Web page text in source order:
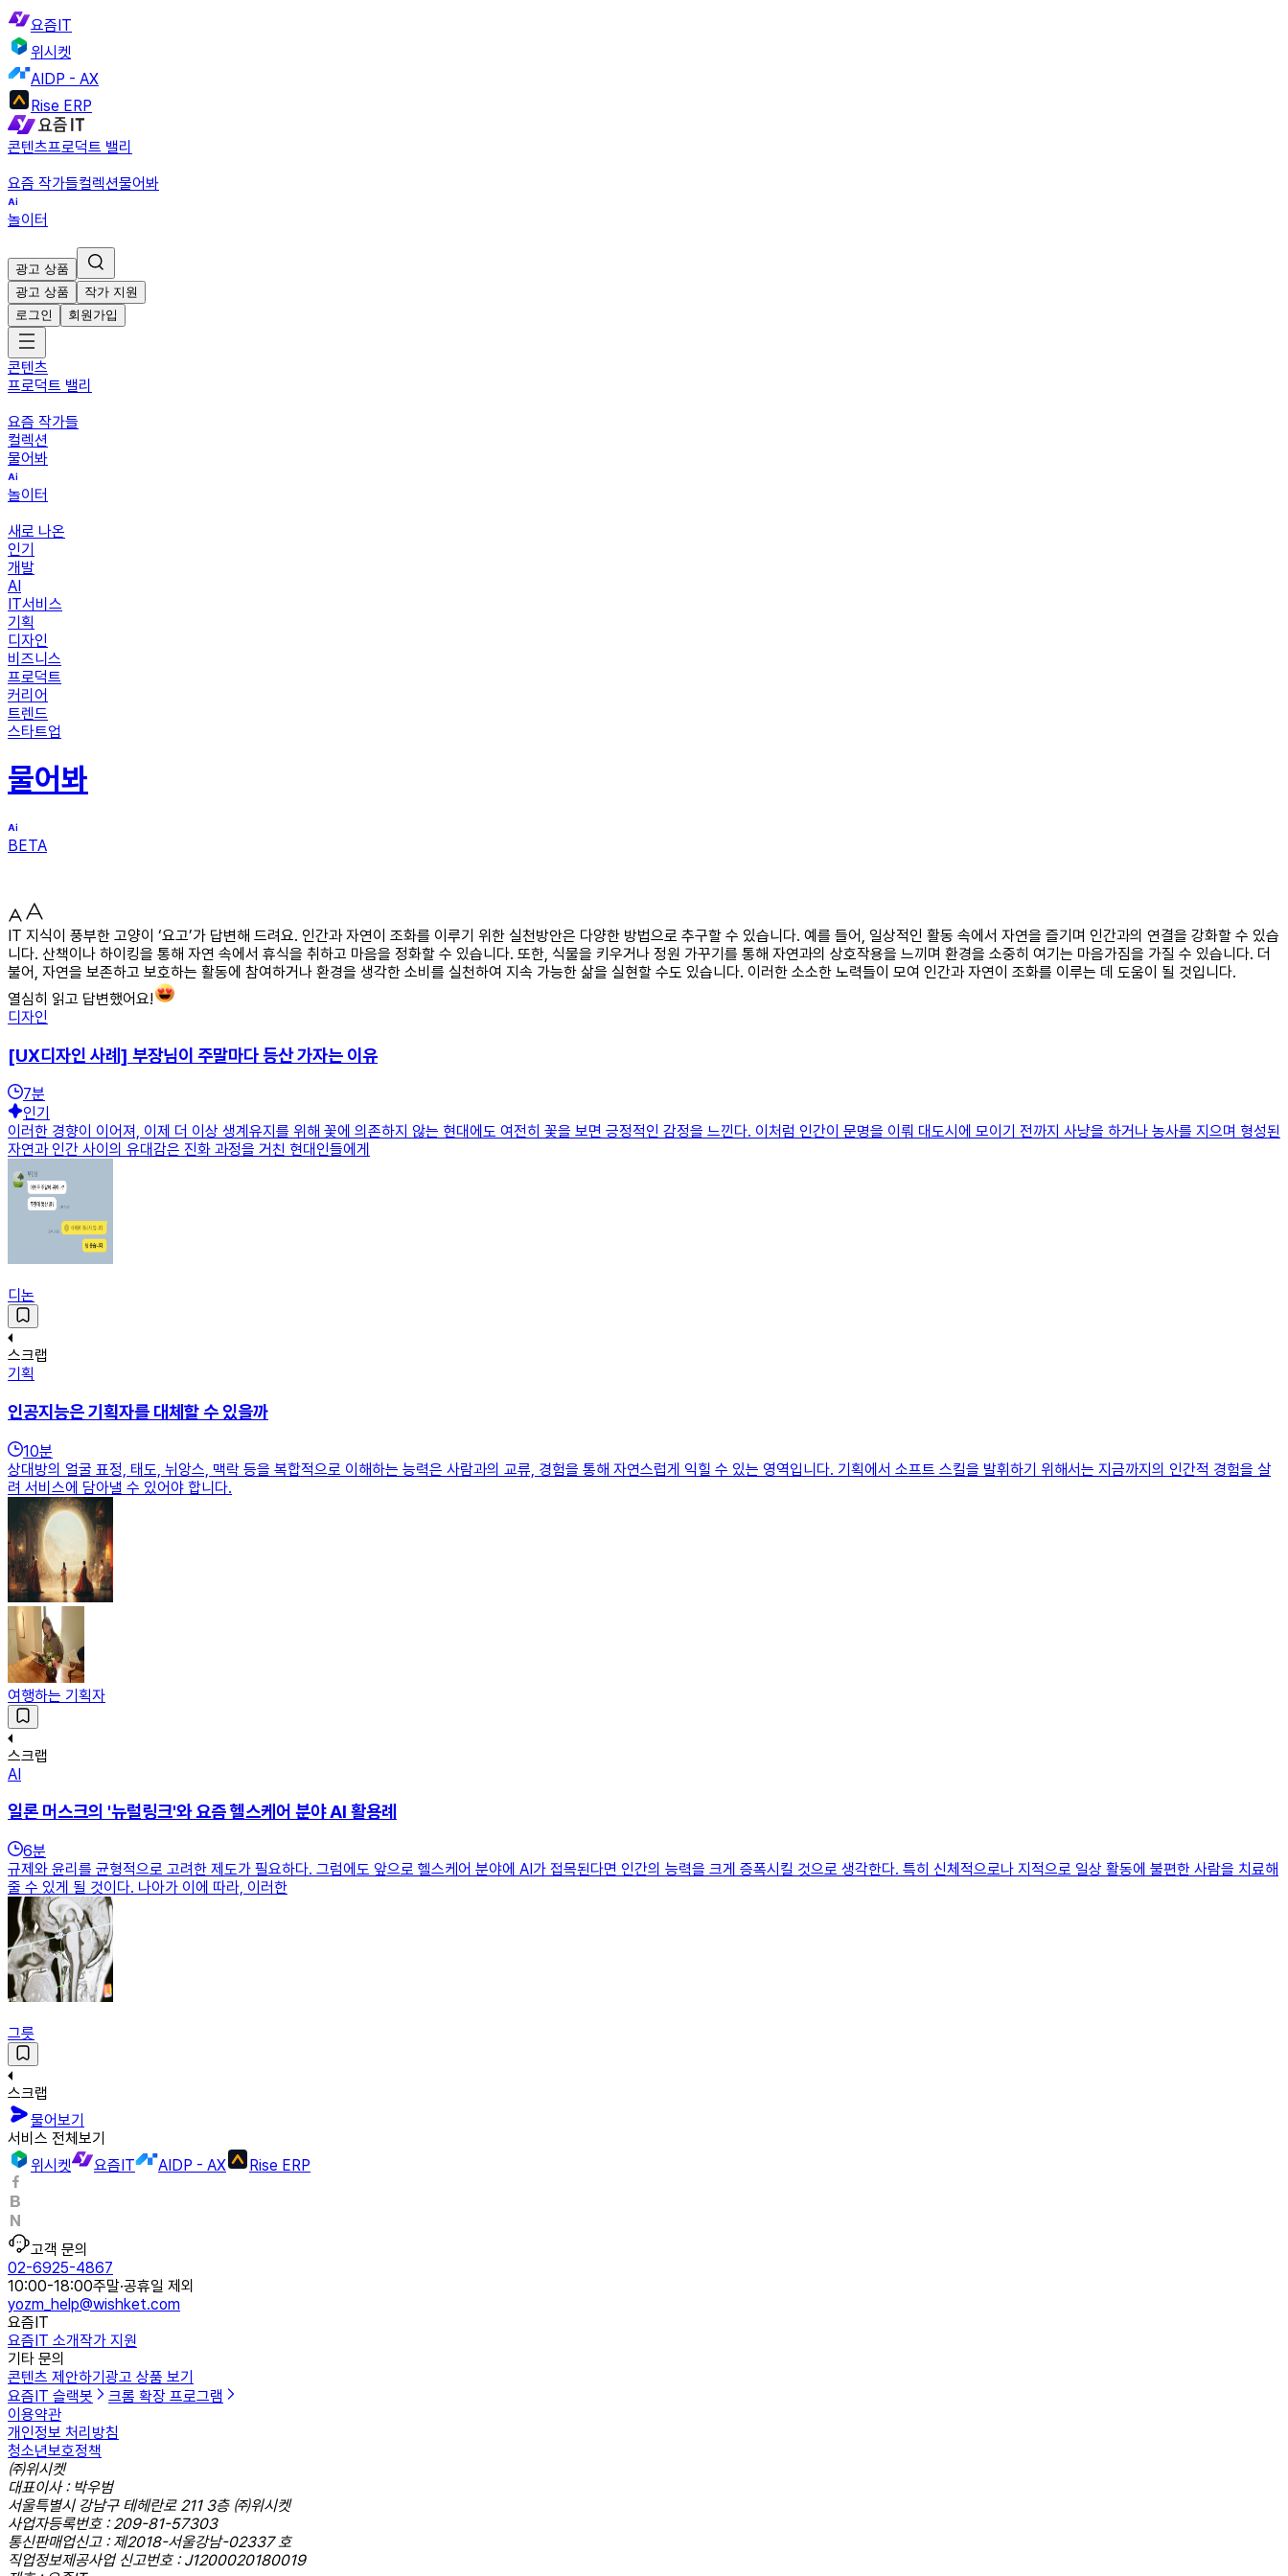
요즘IT
위시켓
AIDP - AX
Rise ERP
콘텐츠프로덕트 밸리
요즘 작가들컬렉션물어봐
놀이터
광고 상품
광고 상품
작가 지원
로그인
회원가입
콘텐츠
프로덕트 밸리
요즘 작가들
컬렉션
물어봐
놀이터
새로 나온
인기
개발
AI
IT서비스
기획
디자인
비즈니스
프로덕트
커리어
트렌드
스타트업
물어봐
BETA
IT 지식이 풍부한 고양이 ‘요고’가 답변해 드려요. 인간과 자연이 조화를 이루기 위한 실천방안은 다양한 방법으로 추구할 수 있습니다. 예를 들어, 일상적인 활동 속에서 자연을 즐기며 인간과의 연결을 강화할 수 있습
니다. 산책이나 하이킹을 통해 자연 속에서 휴식을 취하고 마음을 정화할 수 있습니다. 또한, 식물을 키우거나 정원 가꾸기를 통해 자연과의 상호작용을 느끼며 환경을 소중히 여기는 마음가짐을 가질 수 있습니다. 더
불어, 자연을 보존하고 보호하는 활동에 참여하거나 환경을 생각한 소비를 실천하여 지속 가능한 삶을 실현할 수도 있습니다. 이러한 소소한 노력들이 모여 인간과 자연이 조화를 이루는 데 도움이 될 것입니다.
열심히 읽고 답변했어요!
디자인
[UX디자인 사례] 부장님이 주말마다 등산 가자는 이유
7분
인기
이러한 경향이 이어져, 이제 더 이상 생계유지를 위해 꽃에 의존하지 않는 현대에도 여전히 꽃을 보면 긍정적인 감정을 느낀다. 이처럼 인간이 문명을 이뤄 대도시에 모이기 전까지 사냥을 하거나 농사를 지으며 형성된
자연과 인간 사이의 유대감은 진화 과정을 거친 현대인들에게
디논
스크랩
기획
인공지능은 기획자를 대체할 수 있을까
10분
상대방의 얼굴 표정, 태도, 뉘앙스, 맥락 등을 복합적으로 이해하는 능력은 사람과의 교류, 경험을 통해 자연스럽게 익힐 수 있는 영역입니다. 기획에서 소프트 스킬을 발휘하기 위해서는 지금까지의 인간적 경험을 살
려 서비스에 담아낼 수 있어야 합니다.
여행하는 기획자
스크랩
AI
일론 머스크의 '뉴럴링크'와 요즘 헬스케어 분야 AI 활용례
6분
규제와 윤리를 균형적으로 고려한 제도가 필요하다. 그럼에도 앞으로 헬스케어 분야에 AI가 접목된다면 인간의 능력을 크게 증폭시킬 것으로 생각한다. 특히 신체적으로나 지적으로 일상 활동에 불편한 사람을 치료해
줄 수 있게 될 것이다. 나아가 이에 따라, 이러한
그릇
스크랩
물어보기
서비스 전체보기
위시켓
요즘IT AIDP - AX Rise ERP
고객 문의
02-6925-4867
10:00-18:00주말·공휴일 제외
yozm_help@wishket.com
요즘IT
요즘IT 소개작가 지원
기타 문의
콘텐츠 제안하기 광고 상품 보기
요즘IT 슬랙봇
크롬 확장 프로그램
이용약관
개인정보 처리방침
청소년보호정책
㈜위시켓
대표이사 : 박우범
서울특별시 강남구 테헤란로 211 3층 ㈜위시켓
사업자등록번호 : 209-81-57303
통신판매업신고 : 제2018-서울강남-02337 호
직업정보제공사업 신고번호 : J1200020180019